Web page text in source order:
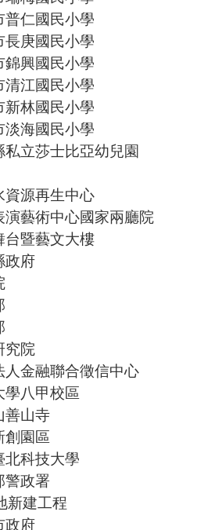
普仁國民小學
長庚國民小學
錦興國民小學
清江國民小學
新林國民小學
淡海國民小學
私立莎士比亞幼兒園
資源再生中心
演藝術中心國家兩廳院
台暨藝文大樓
政府
究院
人金融聯合徵信中心
學八甲校區
善山寺
創園區
北科技大學
警政署
新建工程
政府